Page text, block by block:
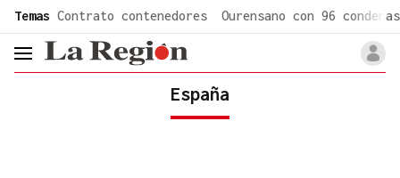
Temas Contrato contenedores Ourensano con 96 condenas
header.menu.open
España